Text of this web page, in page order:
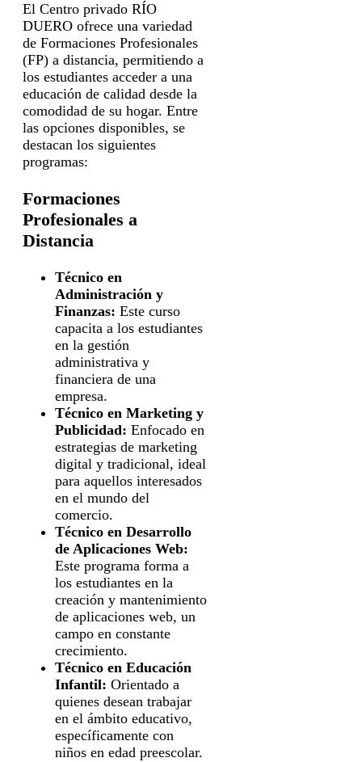
El Centro privado RÍO
DUERO ofrece una variedad
de Formaciones Profesionales
(FP) a distancia, permitiendo a
los estudiantes acceder a una
educación de calidad desde la
comodidad de su hogar. Entre
las opciones disponibles, se
destacan los siguientes
programas:
Formaciones
Profesionales a
Distancia
Técnico en
Administración y
Finanzas: Este curso
capacita a los estudiantes
en la gestión
administrativa y
financiera de una
empresa.
Técnico en Marketing y
Publicidad: Enfocado en
estrategias de marketing
digital y tradicional, ideal
para aquellos interesados
en el mundo del
comercio.
Técnico en Desarrollo
de Aplicaciones Web:
Este programa forma a
los estudiantes en la
creación y mantenimiento
de aplicaciones web, un
campo en constante
crecimiento.
Técnico en Educación
Infantil: Orientado a
quienes desean trabajar
en el ámbito educativo,
específicamente con
niños en edad preescolar.